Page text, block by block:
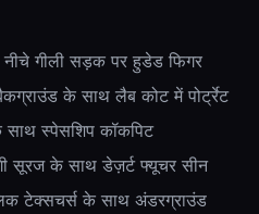
नीचे गीली सड़क पर हुडेड फिगर
के साथ लैब कोट में पोर्ट्रेट
स्पेसशिप कॉकपिट
सूरज के साथ डेज़र्ट फ्यूचर सीन
टेक्सचर्स के साथ अंडरग्राउंड